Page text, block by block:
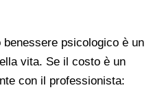
psicologico è un
vita. Se il costo è un
con il professionista: